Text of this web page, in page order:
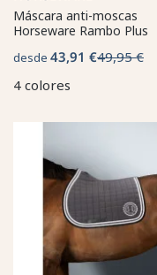
Máscara anti-moscas
Horseware Rambo Plus
desde 43,91 €49,95 €
4 colores